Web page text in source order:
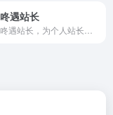
咚遇站长